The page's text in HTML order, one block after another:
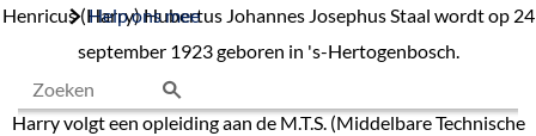
Help ons mee
Z
Henricus (Harry) Hubertus Johannes Josephus Staal wordt op 24
september 1923 geboren in 's-Hertogenbosch.
Harry volgt een opleiding aan de M.T.S. (Middelbare Technische